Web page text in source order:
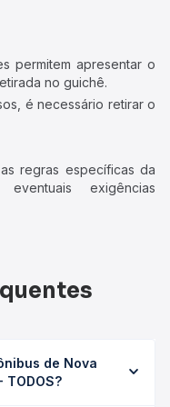
permitem apresentar o
no guichê.
é necessário retirar o
regras específicas da
exigências
de Nova
TODOS?